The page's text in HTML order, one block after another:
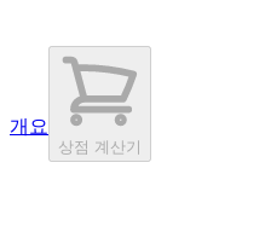
개요
상점 계산기